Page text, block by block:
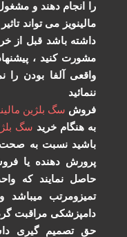
را انجام دهند و
مالینویز می تواند
داشته باشد قبل از
مشورت کنید ،
واقعی آلفا بودن را
ننمائید
فروش سگ بلژین
به هنگام خرید سگ
باشید نسبت به
پرورش دهنده یا
حاصل نمایند که
تمیزومرتب
دامپزشکی مراقبت
حق تصمیم گیری